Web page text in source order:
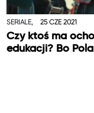
SERIALE, 25 CZE 2021
Czy ktoś ma
edukacji? Bo